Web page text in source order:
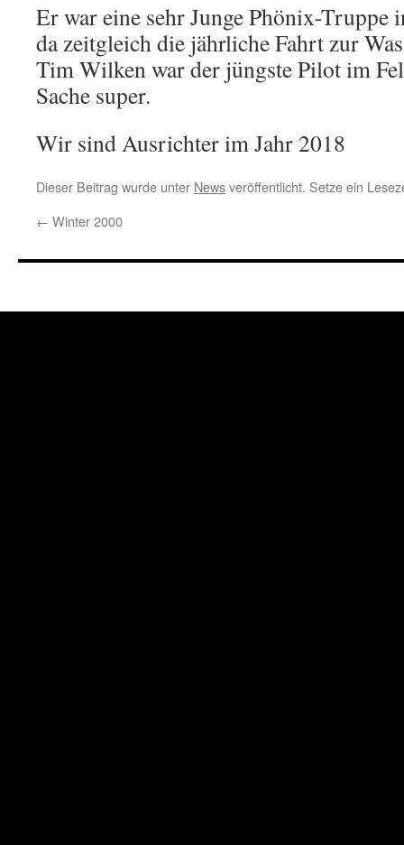
Er war eine sehr Junge Phönix-Truppe
da zeitgleich die jährliche Fahrt zur
Tim Wilken war der jüngste Pilot im
Sache super.
Wir sind Ausrichter im Jahr 2018
Dieser Beitrag wurde unter Newsveröffentlicht. Setze ein
← Winter 2000